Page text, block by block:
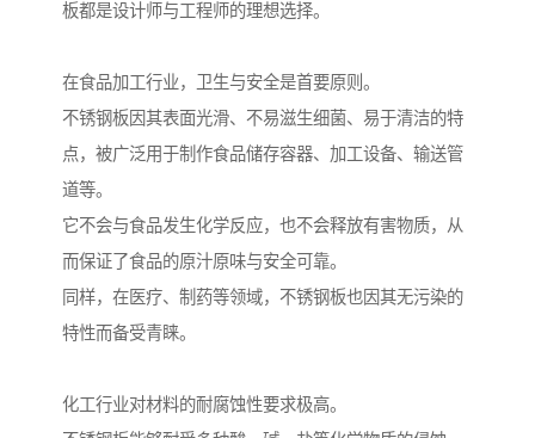
板都是设计师与工程师的理想选择。
在食品加工行业，卫生与安全是首要原则。
不锈钢板因其表面光滑、不易滋生细菌、易于清洁的特
点，被广泛用于制作食品储存容器、加工设备、输送管
道等。
它不会与食品发生化学反应，也不会释放有害物质，从
而保证了食品的原汁原味与安全可靠。
同样，在医疗、制药等领域，不锈钢板也因其无污染的
特性而备受青睐。
化工行业对材料的耐腐蚀性要求极高。